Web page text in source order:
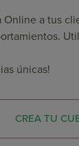
Online a tus
únicas!
CREA TU